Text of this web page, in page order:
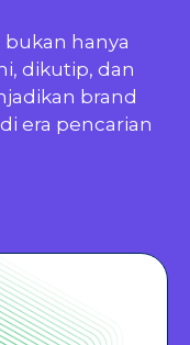
hanya
dikutip, dan
brand
era pencarian